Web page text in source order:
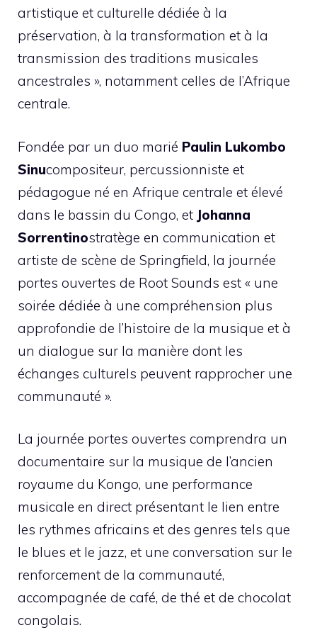
artistique et culturelle dédiée à la
préservation, à la transformation et à la
transmission des traditions musicales
ancestrales », notamment celles de l’Afrique
centrale.
Fondée par un duo marié Paulin Lukombo
Sinucompositeur, percussionniste et
pédagogue né en Afrique centrale et élevé
dans le bassin du Congo, et Johanna
Sorrentinostratège en communication et
artiste de scène de Springfield, la journée
portes ouvertes de Root Sounds est « une
soirée dédiée à une compréhension plus
approfondie de l’histoire de la musique et à
un dialogue sur la manière dont les
échanges culturels peuvent rapprocher une
communauté ».
La journée portes ouvertes comprendra un
documentaire sur la musique de l’ancien
royaume du Kongo, une performance
musicale en direct présentant le lien entre
les rythmes africains et des genres tels que
le blues et le jazz, et une conversation sur le
renforcement de la communauté,
accompagnée de café, de thé et de chocolat
congolais.